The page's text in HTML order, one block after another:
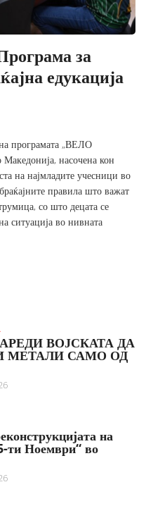
за
едукација
програмата „ВЕЛО
насочена кон
на најмладите учесници во
правила што важат
со што децата се
ситуација во нивната
ВОЈСКАТА ДА
МЕТАЛИ САМО ОД
на
ти Ноември“ во